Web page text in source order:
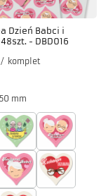
Dzień Babci i
- DBD016
/ komplet
50 mm